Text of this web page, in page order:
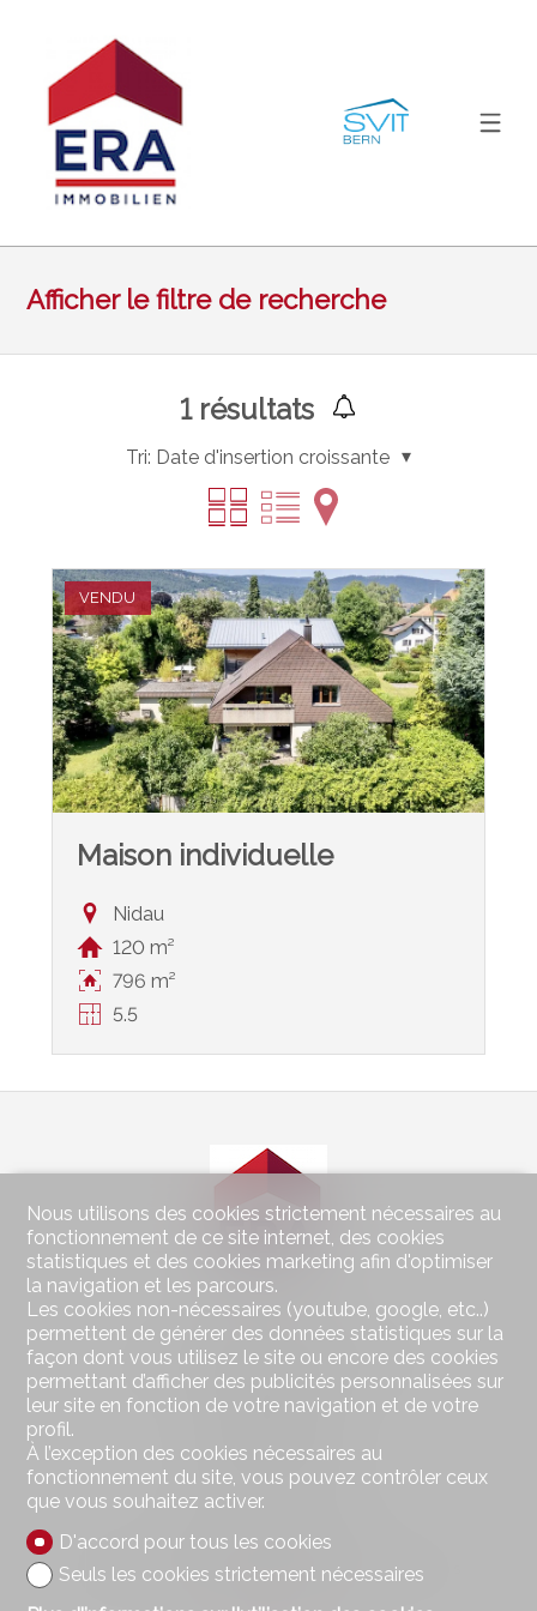
Afficher le filtre de recherche
1résultats
Tri: Date d'insertion croissante
VENDU
Maison individuelle
Nidau
120 m²
796 m²
5.5
Contactez-nous
Wohnen im Seeland Immobilien GmbH
Hauptstrasse 49
2560 Nidau
Fax 032 323 01 06
wohnen@imseeland.ch
Restez connecté
Ne laissez aucun bien vous échapper, inscrivez-vous
Nous utilisons des cookies strictement nécessaires au
fonctionnement de ce site internet, des cookies
statistiques et des cookies marketing afin d'optimiser
la navigation et les parcours.
Les cookies non-nécessaires (youtube, google, etc..)
permettent de générer des données statistiques sur la
façon dont vous utilisez le site ou encore des cookies
permettant d’afficher des publicités personnalisées sur
leur site en fonction de votre navigation et de votre
profil.
À l’exception des cookies nécessaires au
fonctionnement du site, vous pouvez contrôler ceux
que vous souhaitez activer.
D'accord pour tous les cookies
Seuls les cookies strictement nécessaires